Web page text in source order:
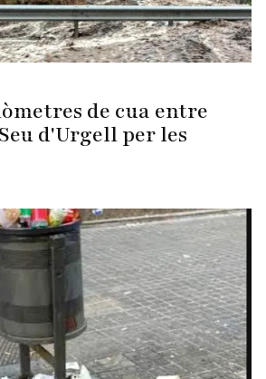
de cua entre
d'Urgell per les